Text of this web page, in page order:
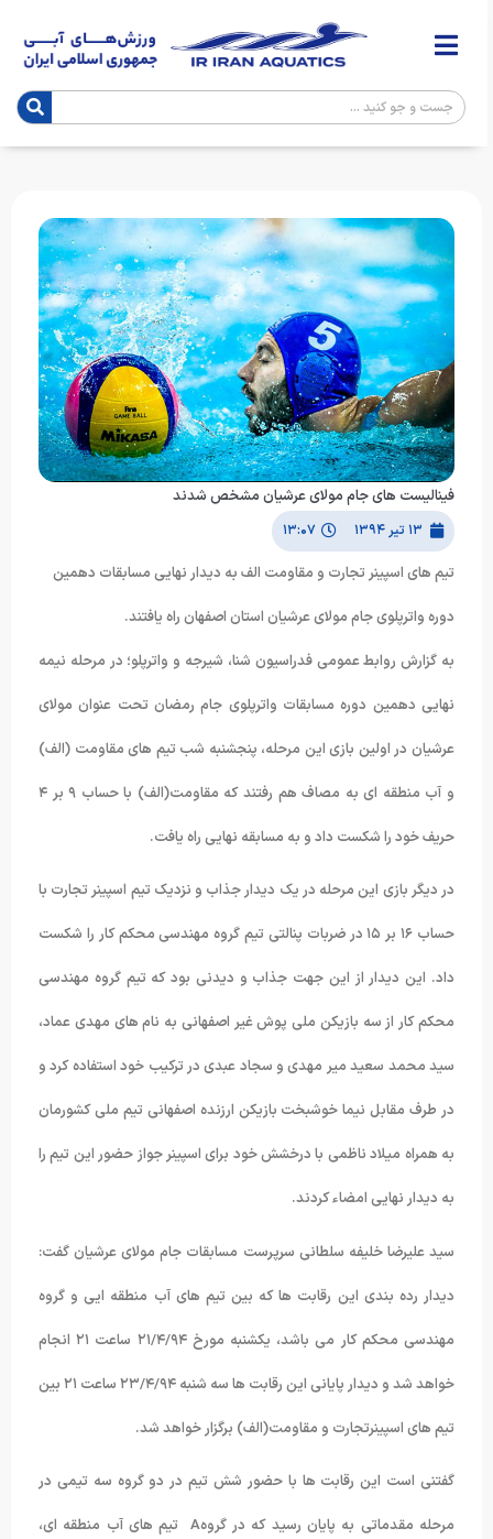
فینالیست های جام مولای عرشیان مشخص شدند
۱۳ تیر ۱۳۹۴ ۱۳:۰۷
تیم های اسپینر تجارت و مقاومت الف به دیدار نهایی مسابقات دهمین
دوره واترپلوی جام مولای عرشیان استان اصفهان راه ‏یافتند.‏
به گزارش روابط عمومی فدراسیون شنا، شیرجه و واترپلو؛ در مرحله نیمه
نهایی دهمین دوره مسابقات واترپلوی جام رمضان تحت عنوان مولای
عرشیان در اولین بازی این مرحله، پنجشنبه شب تیم های مقاومت (الف)
و آب منطقه ای به مصاف هم رفتند که مقاومت(الف) با حساب ۹ بر ۴
حریف خود را شکست داد و به مسابقه نهایی راه یافت.
در دیگر بازی این مرحله در یک دیدار جذاب و نزدیک تیم اسپینر تجارت با
حساب ۱۶ بر ۱۵ در ضربات پنالتی تیم گروه مهندسی محکم کار را شکست
داد. این دیدار از این جهت جذاب و دیدنی بود که تیم گروه مهندسی
محکم کار از سه بازیکن ملی پوش غیر اصفهانی به نام های مهدی عماد،
سید محمد سعید میر مهدی و سجاد عبدی در ترکیب خود استفاده کرد و
در طرف مقابل نیما خوشبخت بازیکن ارزنده اصفهانی تیم ملی کشورمان
به همراه میلاد ناظمی با درخشش خود برای اسپینر جواز حضور این تیم را
به دیدار نهایی امضاء کردند.
سید علیرضا خلیفه سلطانی سرپرست مسابقات جام مولای عرشیان گفت:
دیدار رده بندی این رقابت ها که بین تیم های آب منطقه ایی و گروه
مهندسی محکم کار می باشد، یکشنبه مورخ ۲۱/۴/۹۴ ساعت ۲۱ انجام
خواهد شد و دیدار پایانی این رقابت ها سه شنبه ۲۳/۴/۹۴ ساعت ۲۱ بین
تیم های اسپینرتجارت و مقاومت(الف) برگزار خواهد شد.
گفتنی است این رقابت ها با حضور شش تیم در دو گروه سه تیمی در
مرحله مقدماتی به پایان رسید که در گروهA تیم های آب منطقه ای،